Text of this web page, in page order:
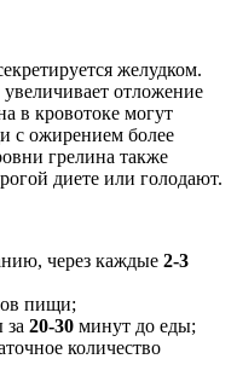
желудком.
отложение
в кровотоке могут
с ожирением более
грелина также
диете или голодают.
через каждые 2-3
пищи;
за 20-30 минут до еды;
количество